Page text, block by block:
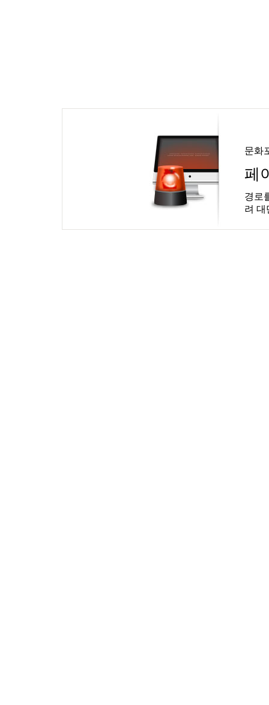
문화
페
경로
려 대